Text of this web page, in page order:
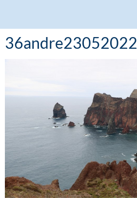
36andre23052022